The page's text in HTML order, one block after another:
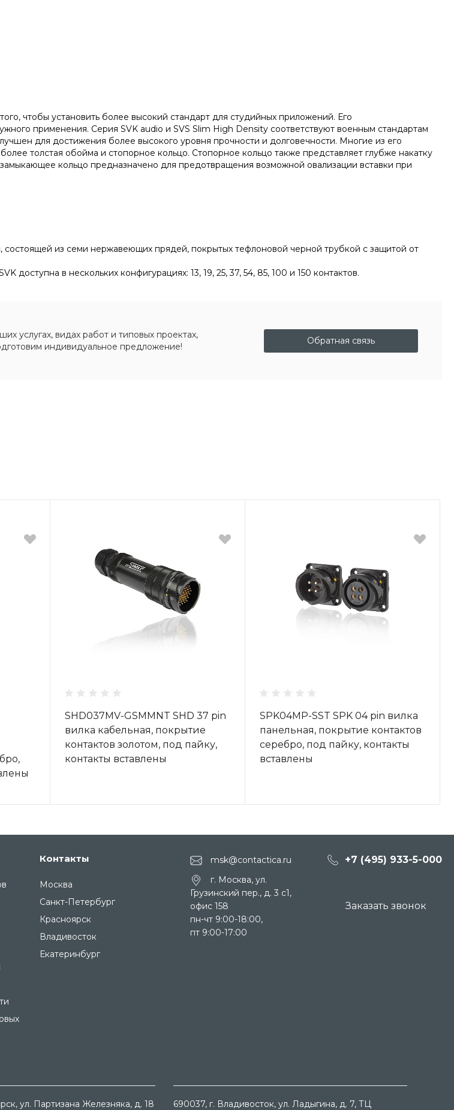
чтобы установить более высокий стандарт для студийных приложений. Его
применения. Серия SVK audio и SVS Slim High Density соответствуют военным стандартам
для достижения более высокого уровня прочности и долговечности. Многие из его
толстая обойма и стопорное кольцо. Стопорное кольцо также представляет глубже накатку
кольцо предназначено для предотвращения возможной овализации вставки при
из семи нержавеющих прядей, покрытых тефлоновой черной трубкой с защитой от
в нескольких конфигурациях: 13, 19, 25, 37, 54, 85, 100 и 150 контактов.
услугах, видах работ и типовых проектах,
индивидуальное предложение!
Обратная связь
SHD037MV-GSMMNT SHD 37 pin
вилка кабельная, покрытие
контактов золотом, под пайку,
контакты вставлены
SPK04MP-SST SPK 04 pin вилка
панельная, покрытие контактов
серебро, под пайку, контакты
вставлены
Контакты
Москва
Санкт-Петербург
Красноярск
Владивосток
Екатеринбург
msk@contactica.ru +7 (495) 933-5-000
г. Москва, ул.
Грузинский пер., д. 3 c1,
офис 158
пн-чт 9:00-18:00,
пт 9:00-17:00
Заказать звонок
, ул. Партизана Железняка, д. 18 690037, г. Владивосток, ул. Ладыгина, д. 7, ТЦ